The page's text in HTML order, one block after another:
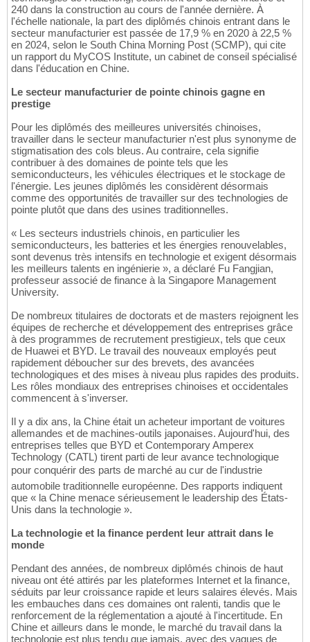
240 dans la construction au cours de l'année dernière. À
l'échelle nationale, la part des diplômés chinois entrant dans le
secteur manufacturier est passée de 17,9 % en 2020 à 22,5 %
en 2024, selon le South China Morning Post (SCMP), qui cite
un rapport du MyCOS Institute, un cabinet de conseil spécialisé
dans l'éducation en Chine.
Le secteur manufacturier de pointe chinois gagne en
prestige
Pour les diplômés des meilleures universités chinoises,
travailler dans le secteur manufacturier n'est plus synonyme de
stigmatisation des cols bleus. Au contraire, cela signifie
contribuer à des domaines de pointe tels que les
semiconducteurs, les véhicules électriques et le stockage de
l'énergie. Les jeunes diplômés les considèrent désormais
comme des opportunités de travailler sur des technologies de
pointe plutôt que dans des usines traditionnelles.
« Les secteurs industriels chinois, en particulier les
semiconducteurs, les batteries et les énergies renouvelables,
sont devenus très intensifs en technologie et exigent désormais
les meilleurs talents en ingénierie », a déclaré Fu Fangjian,
professeur associé de finance à la Singapore Management
University.
De nombreux titulaires de doctorats et de masters rejoignent les
équipes de recherche et développement des entreprises grâce
à des programmes de recrutement prestigieux, tels que ceux
de Huawei et BYD. Le travail des nouveaux employés peut
rapidement déboucher sur des brevets, des avancées
technologiques et des mises à niveau plus rapides des produits.
Les rôles mondiaux des entreprises chinoises et occidentales
commencent à s'inverser.
Il y a dix ans, la Chine était un acheteur important de voitures
allemandes et de machines-outils japonaises. Aujourd'hui, des
entreprises telles que BYD et Contemporary Amperex
Technology (CATL) tirent parti de leur avance technologique
pour conquérir des parts de marché au cur de l'industrie
automobile traditionnelle européenne. Des rapports indiquent
que « la Chine menace sérieusement le leadership des États-
Unis dans la technologie ».
La technologie et la finance perdent leur attrait dans le
monde
Pendant des années, de nombreux diplômés chinois de haut
niveau ont été attirés par les plateformes Internet et la finance,
séduits par leur croissance rapide et leurs salaires élevés. Mais
les embauches dans ces domaines ont ralenti, tandis que le
renforcement de la réglementation a ajouté à l'incertitude. En
Chine et ailleurs dans le monde, le marché du travail dans la
technologie est plus tendu que jamais, avec des vagues de